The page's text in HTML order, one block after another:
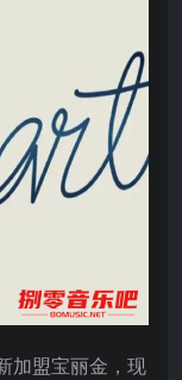
加盟宝丽金，现